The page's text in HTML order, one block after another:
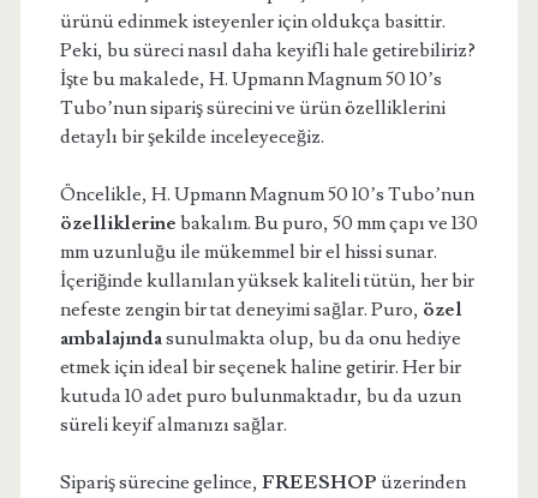
ürünü edinmek isteyenler için oldukça basittir.
Peki, bu süreci nasıl daha keyifli hale getirebiliriz?
İşte bu makalede, H. Upmann Magnum 50 10’s
Tubo’nun sipariş sürecini ve ürün özelliklerini
detaylı bir şekilde inceleyeceğiz.
Öncelikle, H. Upmann Magnum 50 10’s Tubo’nun
özelliklerine bakalım. Bu puro, 50 mm çapı ve 130
mm uzunluğu ile mükemmel bir el hissi sunar.
İçeriğinde kullanılan yüksek kaliteli tütün, her bir
nefeste zengin bir tat deneyimi sağlar. Puro, özel
ambalajındasunulmakta olup, bu da onu hediye
etmek için ideal bir seçenek haline getirir. Her bir
kutuda 10 adet puro bulunmaktadır, bu da uzun
süreli keyif almanızı sağlar.
Sipariş sürecine gelince, FREESHOP üzerinden